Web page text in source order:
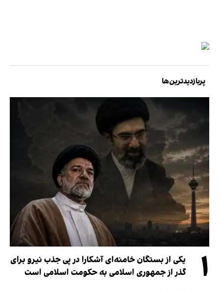
پربازدیدترین‌ها
۱
یکی از بستگان خامنه‌ای آشکارا در پی جذب نیرو برای
گذر از جمهوری اسلامی به حکومت اسلامی است